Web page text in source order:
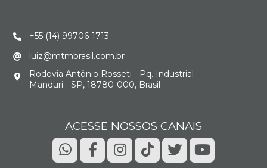
+55 (14) 99706-1713
luiz@mtmbrasil.com.br
Rodovia Antônio Rosseti - Pq. Industrial
Manduri - SP, 18780-000, Brasil
ACESSE NOSSOS CANAIS